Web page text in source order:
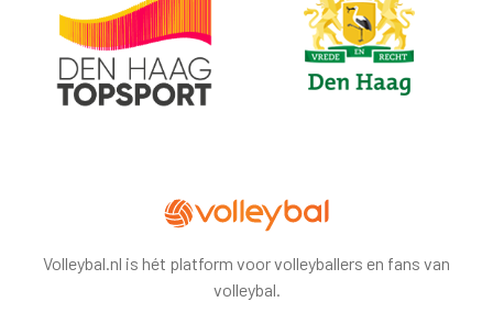
Volleybal.nl is hét platform voor volleyballers en fans van
volleybal.